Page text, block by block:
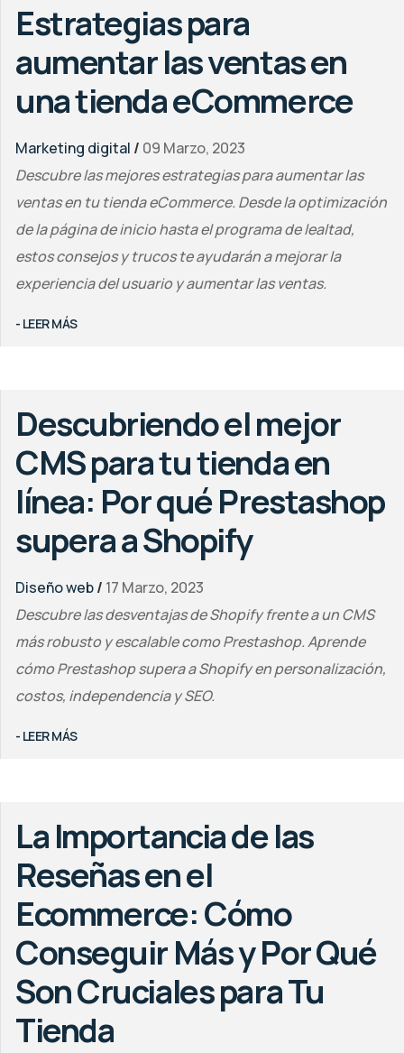
Estrategias para
aumentar las ventas en
una tienda eCommerce
Marketing digital / 09 Marzo, 2023
Descubre las mejores estrategias para aumentar las
ventas en tu tienda eCommerce. Desde la optimización
de la página de inicio hasta el programa de lealtad,
estos consejos y trucos te ayudarán a mejorar la
experiencia del usuario y aumentar las ventas.
- LEER MÁS
Descubriendo el mejor
CMS para tu tienda en
línea: Por qué Prestashop
supera a Shopify
Diseño web/ 17 Marzo, 2023
Descubre las desventajas de Shopify frente a un CMS
más robusto y escalable como Prestashop. Aprende
cómo Prestashop supera a Shopify en personalización,
costos, independencia y SEO.
- LEER MÁS
La Importancia de las
Reseñas en el
Ecommerce: Cómo
Conseguir Más y Por Qué
Son Cruciales para Tu
Tienda